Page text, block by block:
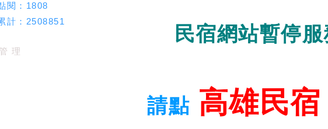
民宿網站暫停
請點 高雄民宿
閱： 1808
計： 2508851
管 理